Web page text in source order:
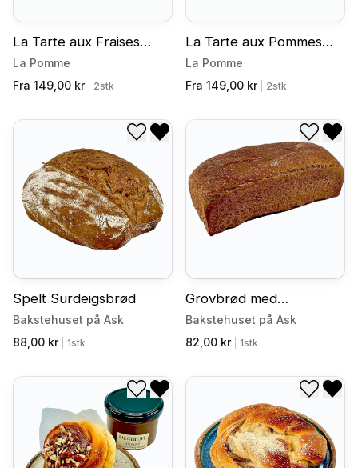
La Tarte aux Fraises
(vegansk)
La Pomme
Fra 149,00 kr
2stk
La Tarte aux Pommes
(vegansk)
La Pomme
Fra 149,00 kr
2stk
Spelt Surdeigsbrød
Bakstehuset på Ask
88,00 kr
1stk
Legg til i ønskeliste
Fjern fra ønskeliste
Grovbrød med
Ølandshvete
Bakstehuset på Ask
82,00 kr
1stk
Legg til
Legg til i ønskeliste
Fjern fra ønskeliste